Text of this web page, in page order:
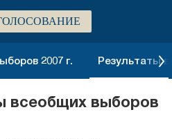
2007 г. Результаты
всеобщих выборов